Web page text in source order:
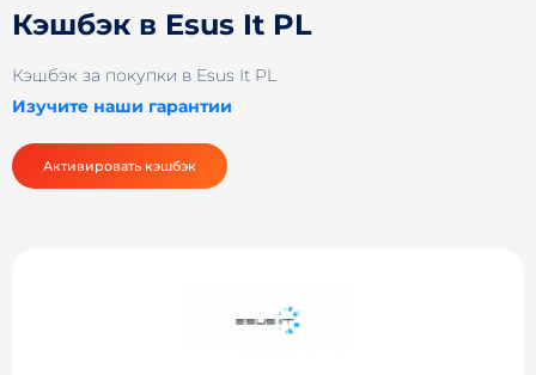
Кэшбэк в Esus It PL
Кэшбэк за покупки в Esus It PL
Изучите наши гарантии
Активировать кэшбэк